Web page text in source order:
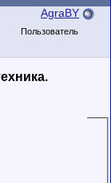
AgraBY
Пользователь